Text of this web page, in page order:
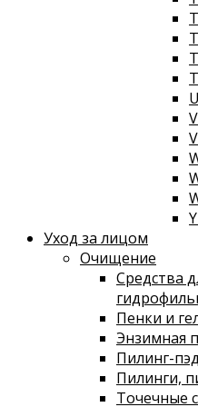
Уход за лицом
Очищение
Средства
Пенки и
Энзимная
Пилинг-
Пилинги,
Точечные